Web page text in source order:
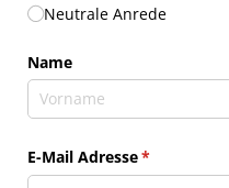
Neutrale Anrede
Name
E-Mail Adresse*
(erforderlich)